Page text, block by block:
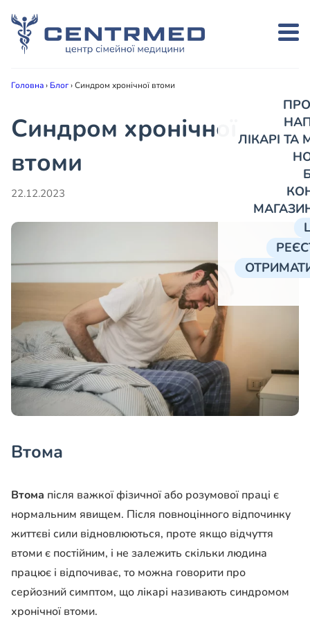
ЛІКАРІ
Головна› Блог›Синдром хронічної втоми
Синдром хронічної
втоми
22.12.2023
Втома
Втома після важкої фізичної або розумової праці є
нормальним явищем. Після повноцінного відпочинку
життєві сили відновлюються, проте якщо відчуття
втоми є постійним, і не залежить скільки людина
працює і відпочиває, то можна говорити про
серйозний симптом, що лікарі називають синдромом
хронічної втоми.